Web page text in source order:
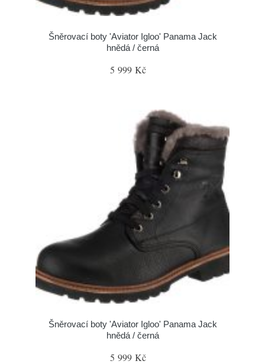
Šněrovací boty 'Aviator Igloo' Panama Jack
hnědá / černá
5 999 Kč
Šněrovací boty 'Aviator Igloo' Panama Jack
hnědá / černá
5 999 Kč